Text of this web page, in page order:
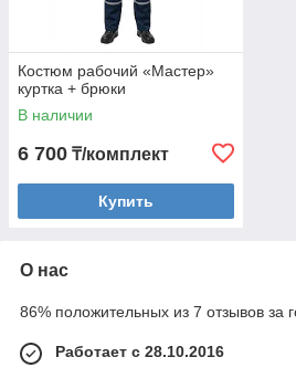
Костюм рабочий «Мастер»
куртка + брюки
В наличии
6 700 ₸/комплект
Купить
О нас
86% положительных из 7 отзывов за
Работает с 28.10.2016